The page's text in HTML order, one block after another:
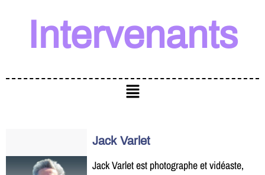
Intervenants
Jack Varlet
Jack Varlet est photographe et vidéaste,